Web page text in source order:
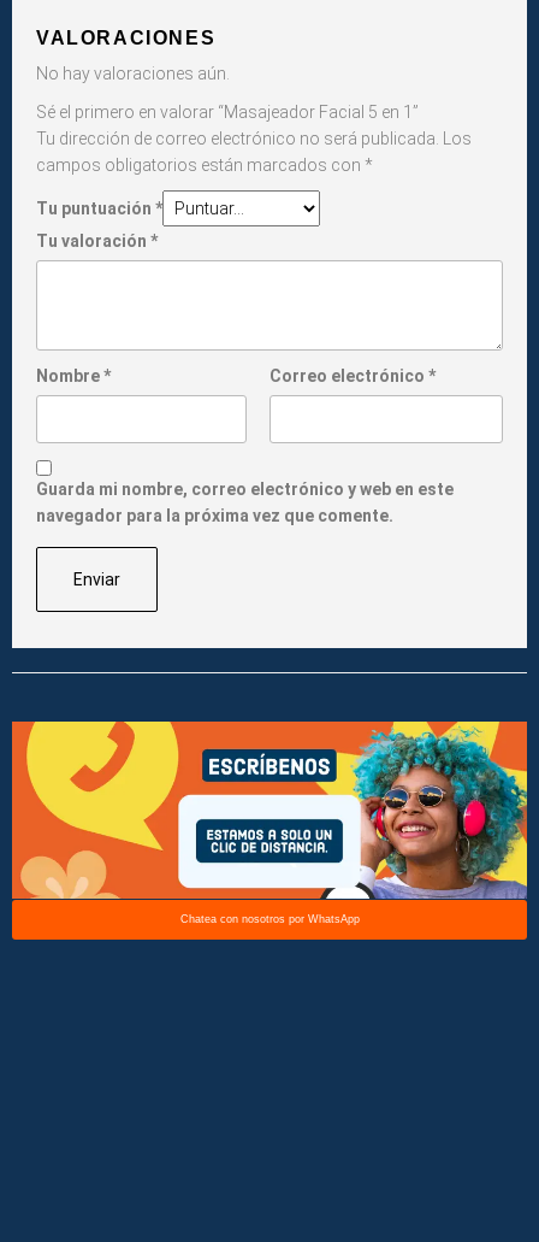
VALORACIONES
No hay valoraciones aún.
Sé el primero en valorar “Masajeador Facial 5 en 1”
Tu dirección de correo electrónico no será publicada. Los
campos obligatorios están marcados con *
Tu puntuación *
Tu valoración *
Nombre* Correo electrónico *
Guarda mi nombre, correo electrónico y web en este
navegador para la próxima vez que comente.
Chatea con nosotros por WhatsApp